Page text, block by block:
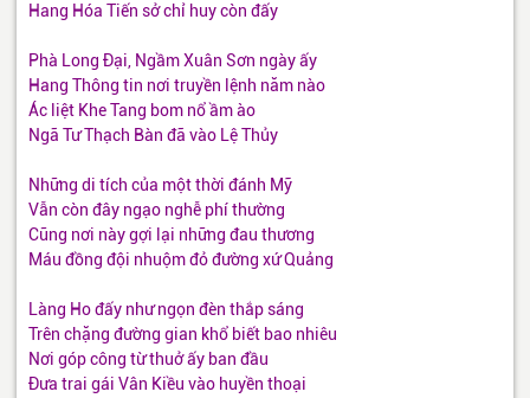
Hang Hóa Tiến sở chỉ huy còn đấy
Phà Long Đại, Ngầm Xuân Sơn ngày ấy
Hang Thông tin nơi truyền lệnh năm nào
Ác liệt Khe Tang bom nổ ầm ào
Ngã Tư Thạch Bàn đã vào Lệ Thủy
Những di tích của một thời đánh Mỹ
Vẫn còn đây ngạo nghễ phí thường
Cũng nơi này gợi lại những đau thương
Máu đồng đội nhuộm đỏ đường xứ Quảng
Làng Ho đấy như ngọn đèn thắp sáng
Trên chặng đường gian khổ biết bao nhiêu
Nơi góp công từ thuở ấy ban đầu
Đưa trai gái Vân Kiều vào huyền thoại